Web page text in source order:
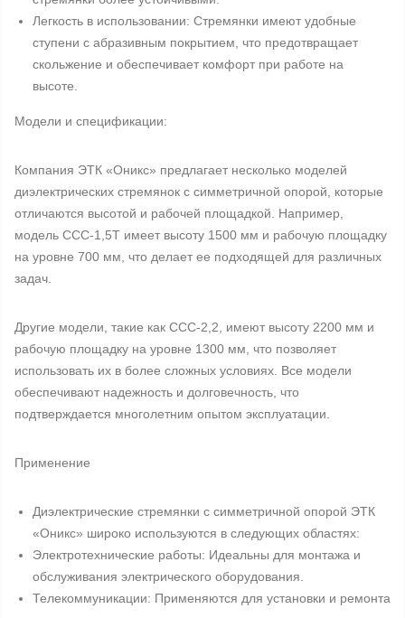
Легкость в использовании: Стремянки имеют удобные
ступени с абразивным покрытием, что предотвращает
скольжение и обеспечивает комфорт при работе на
высоте.
Модели и спецификации:
Компания ЭТК «Оникс» предлагает несколько моделей
диэлектрических стремянок с симметричной опорой, которые
отличаются высотой и рабочей площадкой. Например,
модель ССС-1,5Т имеет высоту 1500 мм и рабочую площадку
на уровне 700 мм, что делает ее подходящей для различных
задач.
Другие модели, такие как ССС-2,2, имеют высоту 2200 мм и
рабочую площадку на уровне 1300 мм, что позволяет
использовать их в более сложных условиях. Все модели
обеспечивают надежность и долговечность, что
подтверждается многолетним опытом эксплуатации.
Применение
Диэлектрические стремянки с симметричной опорой ЭТК
«Оникс» широко используются в следующих областях:
Электротехнические работы: Идеальны для монтажа и
обслуживания электрического оборудования.
Телекоммуникации: Применяются для установки и ремонта